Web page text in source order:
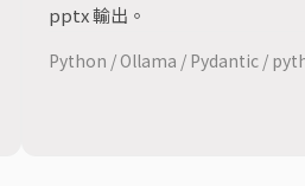
pptx 輸出。
Python / Ollama / Pydantic /